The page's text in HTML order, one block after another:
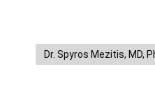
Dr. Spyros Mezitis, MD,